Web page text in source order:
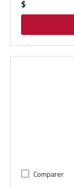
$
Comparer